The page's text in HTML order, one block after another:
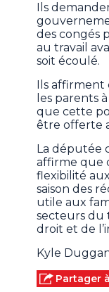
Ils
des congés
au travail
soit écoulé.
Ils affirment
les parents
que cette
être offerte
La députée
affirme que
flexibilité
saison des
utile aux
secteurs du
droit et de
Kyle
Partager